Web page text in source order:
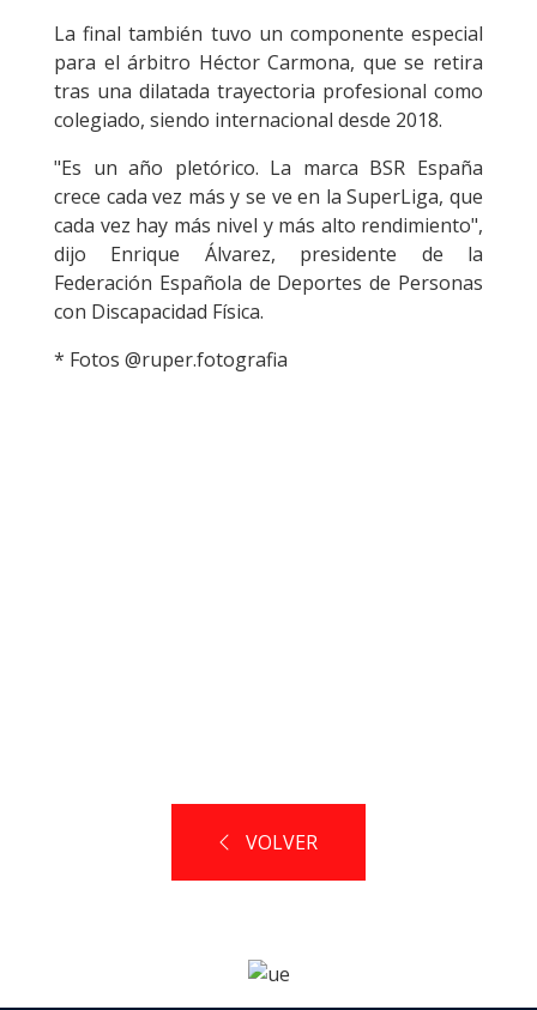
La final también tuvo un componente especial
para el árbitro Héctor Carmona, que se retira
tras una dilatada trayectoria profesional como
colegiado, siendo internacional desde 2018.
"Es un año pletórico. La marca BSR España
crece cada vez más y se ve en la SuperLiga, que
cada vez hay más nivel y más alto rendimiento",
dijo Enrique Álvarez, presidente de la
Federación Española de Deportes de Personas
con Discapacidad Física.
* Fotos @ruper.fotografia
VOLVER